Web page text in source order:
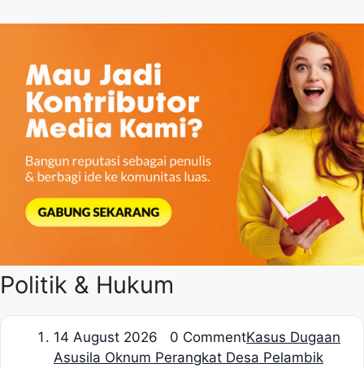
Politik & Hukum
14 August 2026 0 CommentKasus Dugaan
Asusila Oknum Perangkat Desa Pelambik